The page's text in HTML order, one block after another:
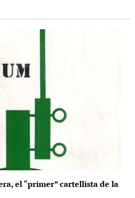
el “primer” cartellista de la